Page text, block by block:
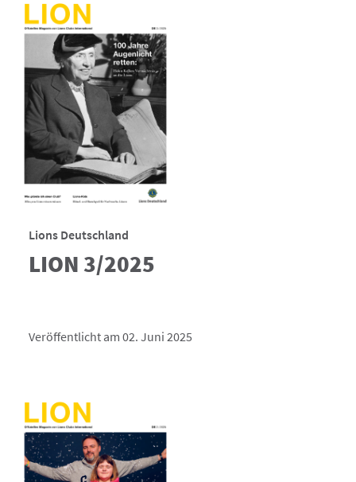
Lions Deutschland
LION 3/2025
Veröffentlicht am 02. Juni 2025